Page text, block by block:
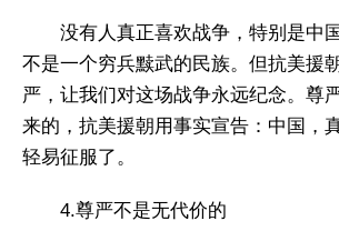
没有人真正喜欢战争，特别是中
不是一个穷兵黩武的民族。但抗美援
严，让我们对这场战争永远纪念。尊
来的，抗美援朝用事实宣告：中国，
轻易征服了。
4.尊严不是无代价的